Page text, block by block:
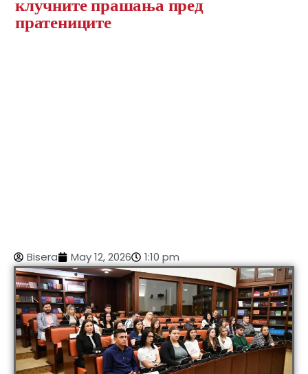
клучните прашања пред
пратениците
Bisera May 12, 2026 1:10 pm